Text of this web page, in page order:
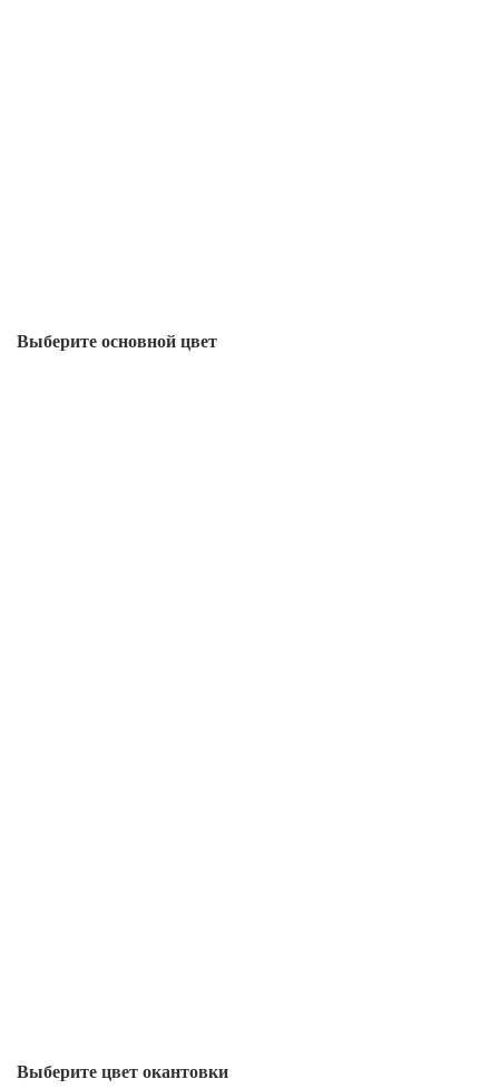
Выберите oсновной цвет
Выберите цвет окантовки